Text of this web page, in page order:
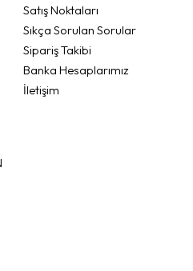
Satış Noktaları
Sıkça Sorulan Sorular
Sipariş Takibi
Banka Hesaplarımız
İletişim